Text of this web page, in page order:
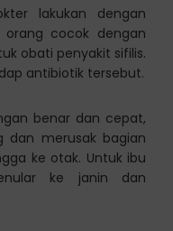
lakukan dengan
cocok dengan
obati penyakit sifilis.
antibiotik tersebut.
benar dan cepat,
dan merusak bagian
ke otak. Untuk ibu
ke janin dan